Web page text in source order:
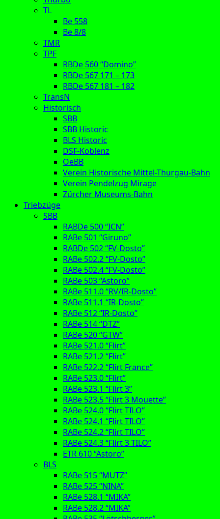
TL
Be 558
Be 8/8
TMR
TPF
RBDe 560 “Domino”
RBDe 567 171 – 173
RBDe 567 181 – 182
TransN
Historisch
SBB
SBB Historic
BLS Historic
DSF-Koblenz
OeBB
Verein Historische Mittel-Thurgau-Bahn
Verein Pendelzug Mirage
Zürcher Museums-Bahn
Triebzüge
SBB
RABDe 500 “ICN”
RABe 501 “Giruno”
RABDe 502 “FV-Dosto”
RABe 502.2 “FV-Dosto”
RABe 502.4 “FV-Dosto”
RABe 503 “Astoro”
RABe 511.0 “RV/IR-Dosto”
RABe 511.1 “IR-Dosto”
RABe 512 “IR-Dosto”
RABe 514 “DTZ”
RABe 520 “GTW”
RABe 521.0 “Flirt”
RABe 521.2 “Flirt”
RABe 522.2 “Flirt France”
RABe 523.0 “Flirt”
RABe 523.1 “Flirt 3”
RABe 523.5 “Flirt 3 Mouette”
RABe 524.0 “Flirt TILO”
RABe 524.1 “Flirt TILO”
RABe 524.2 “Flirt TILO”
RABe 524.3 “Flirt 3 TILO”
ETR 610 “Astoro”
BLS
RABe 515 “MUTZ”
RABe 525 “NINA”
RABe 528.1 “MIKA”
RABe 528.2 “MIKA”